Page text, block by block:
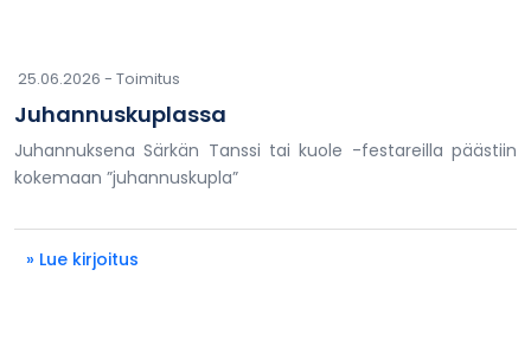
25.06.2026 - Toimitus
Juhannuskuplassa
Juhannuksena Särkän Tanssi tai kuole -festareilla päästiin
kokemaan ”juhannuskupla”
» Lue kirjoitus